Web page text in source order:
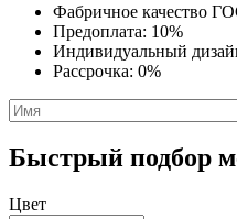
Фабричное качество
Предоплата: 10%
Индивидуальный
Рассрочка: 0%
Быстрый подбор
Цвет